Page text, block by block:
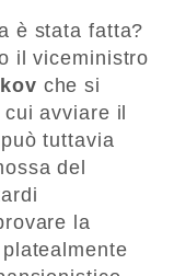
è stata fatta?
il viceministro
che si
avviare il
tuttavia
del
la